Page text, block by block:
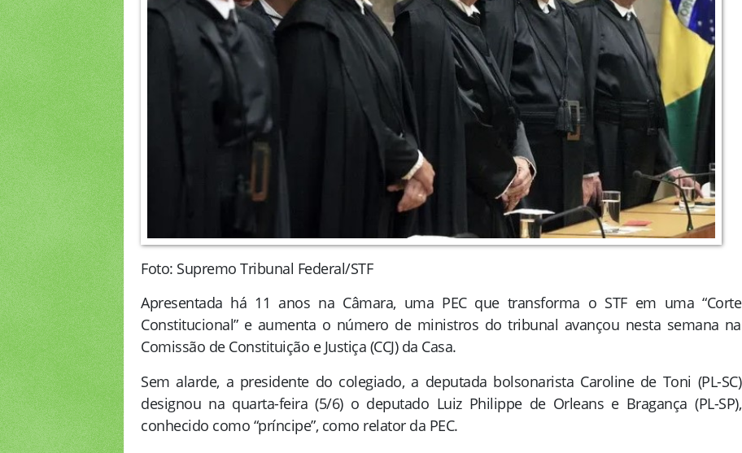
Foto: Supremo Tribunal Federal/STF
Apresentada há 11 anos na Câmara, uma PEC que transforma o STF em uma “Corte
Constitucional” e aumenta o número de ministros do tribunal avançou nesta semana na
Comissão de Constituição e Justiça (CCJ) da Casa.
Sem alarde, a presidente do colegiado, a deputada bolsonarista Caroline de Toni (PL-SC)
designou na quarta-feira (5/6) o deputado Luiz Philippe de Orleans e Bragança (PL-SP),
conhecido como “príncipe”, como relator da PEC.